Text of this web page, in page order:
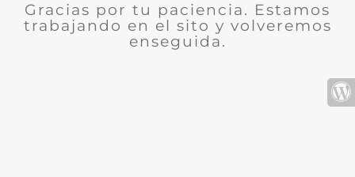
Gracias por tu paciencia. Estamos
trabajando en el sito y volveremos
enseguida.